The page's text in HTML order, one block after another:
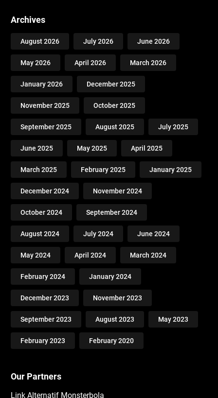
Archives
August 2026 July 2026 June 2026
May 2026 April 2026 March 2026
January 2026 December 2025
November 2025 October 2025
September 2025 August 2025 July 2025
June 2025 May 2025 April 2025
March 2025 February 2025 January 2025
December 2024 November 2024
October 2024 September 2024
August 2024 July 2024 June 2024
May 2024 April 2024 March 2024
February 2024 January 2024
December 2023 November 2023
September 2023 August 2023 May 2023
February 2023 February 2020
Our Partners
Link Alternatif Monsterbola